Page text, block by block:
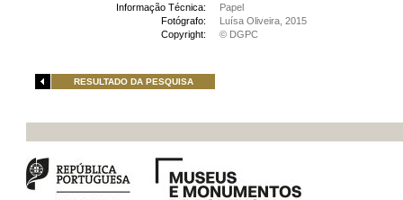
Informação Técnica:
Papel
Fotógrafo:
Luísa Oliveira, 2015
Copyright:
© DGPC
RESULTADO DA PESQUISA